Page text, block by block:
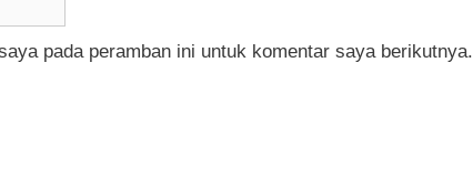
pada peramban ini untuk komentar saya berikutnya.